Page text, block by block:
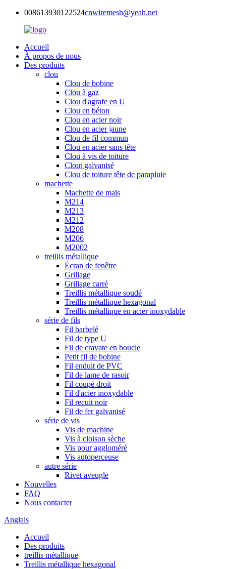
008613930122524cnwiremesh@yeah.net
Accueil
À propos de nous
Des produits
clou
Clou de bobine
Clou à gaz
Clou d'agrafe en U
Clou en béton
Clou en acier noir
Clou en acier jaune
Clou de fil commun
Clou en acier sans tête
Clou à vis de toiture
Clout galvanisé
Clou de toiture tête de parapluie
machette
Machette de maïs
M214
M213
M212
M208
M206
M2002
treillis métallique
Écran de fenêtre
Grillage
Grillage carré
Treillis métallique soudé
Treillis métallique hexagonal
Treillis métallique en acier inoxydable
série de fils
Fil barbelé
Fil de type U
Fil de cravate en boucle
Petit fil de bobine
Fil enduit de PVC
Fil de lame de rasoir
Fil coupé droit
Fil d'acier inoxydable
Fil recuit noir
Fil de fer galvanisé
série de vis
Vis de machine
Vis à cloison sèche
Vis pour aggloméré
Vis autoperceuse
autre série
Rivet aveugle
Nouvelles
FAQ
Nous contacter
Anglais
Accueil
Des produits
treillis métallique
Treillis métallique hexagonal